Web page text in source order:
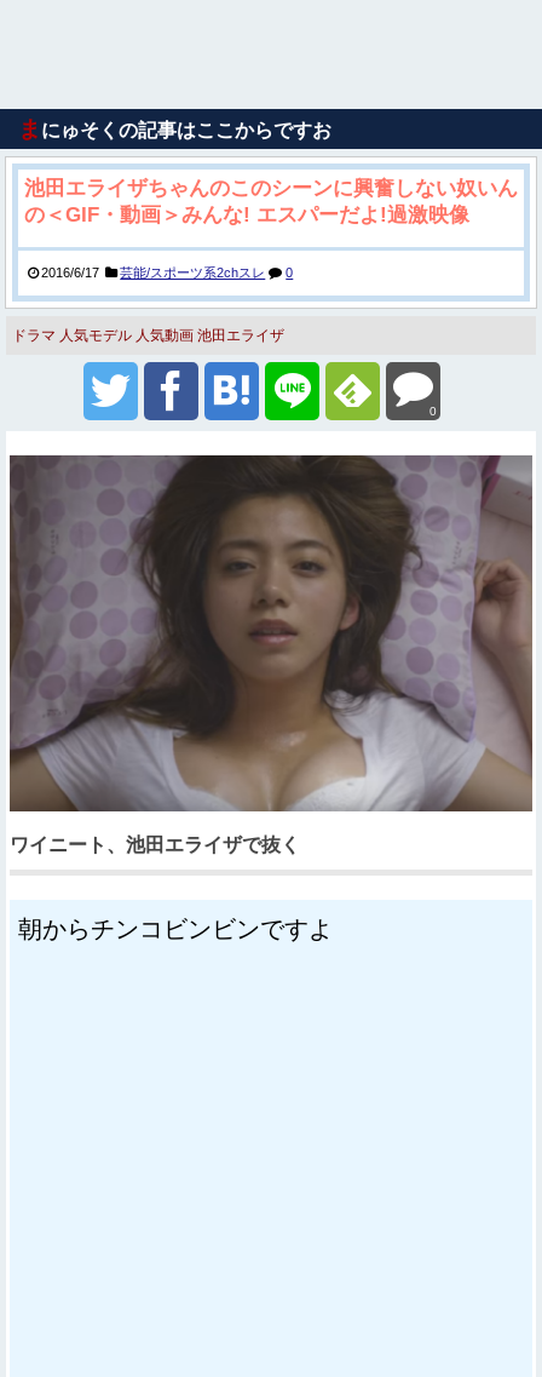
ま にゅそくの記事はここからですお
池田エライザちゃんのこのシーンに興奮しない奴いん
の＜GIF・動画＞みんな! エスパーだよ!過激映像
2016/6/17 芸能/スポーツ系2chスレ 0
ドラマ 人気モデル 人気動画 池田エライザ
0
ワイニート、池田エライザで抜く
朝からチンコビンビンですよ